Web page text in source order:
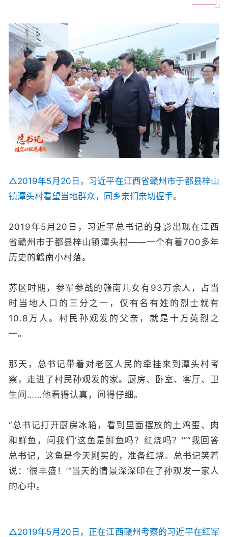
△2019年5月20日，习近平在江西省赣州市于都县梓山
镇潭头村看望当地群众，同乡亲们亲切握手。
2019年5月20日，习近平总书记的身影出现在江西
省赣州市于都县梓山镇潭头村——一个有着700多年
历史的赣南小村落。
苏区时期，参军参战的赣南儿女有93万余人，占当
时当地人口的三分之一，仅有名有姓的烈士就有
10.8万人。村民孙观发的父亲，就是十万英烈之
一。
那天，总书记带着对老区人民的牵挂来到潭头村考
察，走进了村民孙观发的家。厨房、卧室、客厅、卫
生间……他看得认真，问得仔细。
“总书记打开厨房冰箱，看到里面摆放的土鸡蛋、肉
和鲜鱼，问我们‘这鱼是鲜鱼吗？红烧吗？’”“我回答
总书记，这鱼是今天刚买的，准备红烧。总书记笑着
说：‘很丰盛！’”当天的情景深深印在了孙观发一家人
的心中。
△2019年5月20日，正在江西赣州考察的习近平在红军